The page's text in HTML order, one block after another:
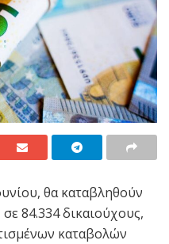
θα καταβληθούν
84.334 δικαιούχους,
καταβολών